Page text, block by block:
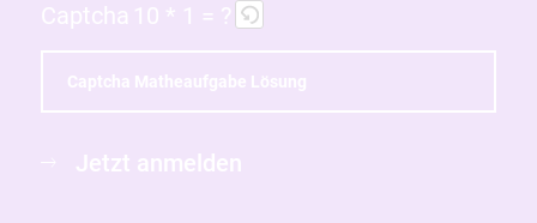
Captcha 10 * 1 = ?
i
Jetzt anmelden